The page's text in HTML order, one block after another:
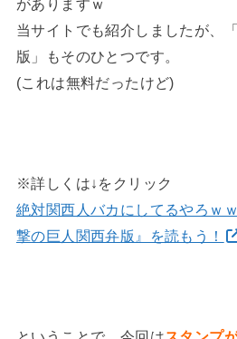
がありますｗ
当サイトでも紹介しましたが、
版」もそのひとつです。
(これは無料だったけど)
※詳しくは↓をクリック
絶対関西人バカにしてるやろｗ
撃の巨人関西弁版』を読もう！